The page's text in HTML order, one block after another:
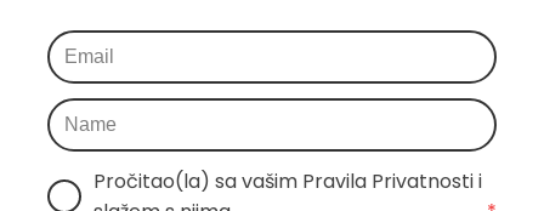
Pročitao(la) sa vašim Pravila Privatnosti i